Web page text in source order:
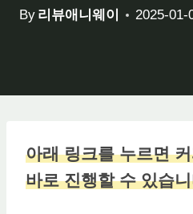
By 리뷰애니웨이 2025-01-
아래 링크를 누르면
바로 진행할 수 있습